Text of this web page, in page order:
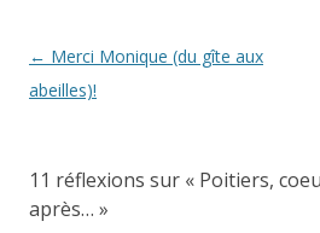
Navigation
des
← Merci Monique (du gîte aux
abeilles)!
11 réflexions sur « Poitiers,
après… »